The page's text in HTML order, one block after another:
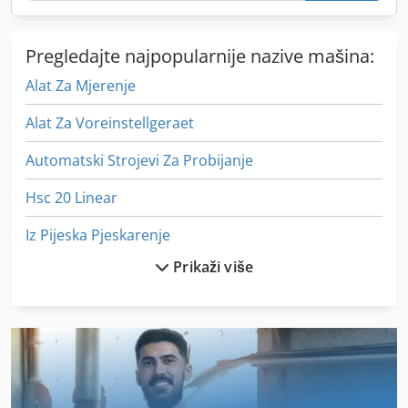
Pregledajte najpopularnije nazive mašina:
Alat Za Mjerenje
Alat Za Voreinstellgeraet
Automatski Strojevi Za Probijanje
Hsc 20 Linear
Iz Pijeska Pjeskarenje
Jedan Drveni Mlin Za
Kruzne Pile Za Trupce
Kružne Pile Za Rezanje Drveta
Prikaži više